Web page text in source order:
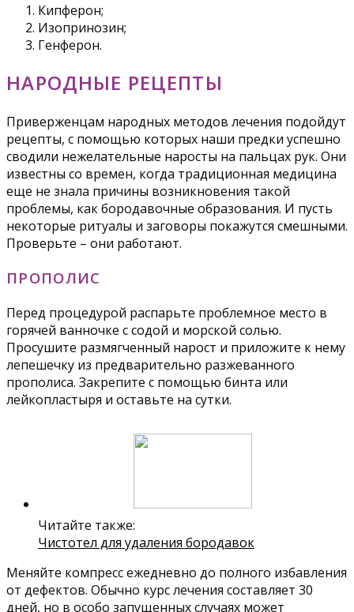
Кипферон;
Изопринозин;
Генферон.
НАРОДНЫЕ РЕЦЕПТЫ
Приверженцам народных методов лечения подойдут
рецепты, с помощью которых наши предки успешно
сводили нежелательные наросты на пальцах рук. Они
известны со времен, когда традиционная медицина
еще не знала причины возникновения такой
проблемы, как бородавочные образования. И пусть
некоторые ритуалы и заговоры покажутся смешными.
Проверьте – они работают.
ПРОПОЛИС
Перед процедурой распарьте проблемное место в
горячей ванночке с содой и морской солью.
Просушите размягченный нарост и приложите к нему
лепешечку из предварительно разжеванного
прополиса. Закрепите с помощью бинта или
лейкопластыря и оставьте на сутки.
Читайте также:
Чистотел для удаления бородавок
Меняйте компресс ежедневно до полного избавления
от дефектов. Обычно курс лечения составляет 30
дней, но в особо запущенных случаях может